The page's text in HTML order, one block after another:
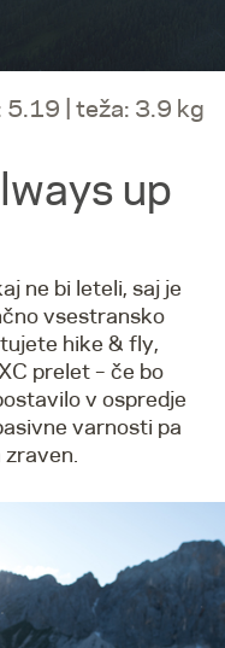
| teža: 3.9 kg
up
ne bi leteli, saj je
vsestransko
hike & fly,
prelet – če bo
v ospredje
varnosti pa